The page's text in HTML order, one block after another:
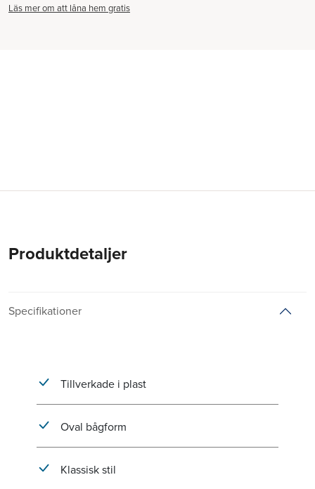
Läs mer om att låna hem gratis
Produktdetaljer
Specifikationer
Tillverkade i plast
Oval bågform
Klassisk stil